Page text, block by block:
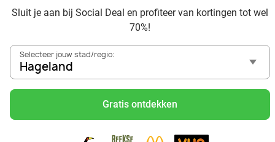
Sluit je aan bij Social Deal en profiteer van kortingen tot wel
70%!
Selecteer jouw stad/regio:
Hageland
Gratis ontdekken
Ontdek de beste restaurants in Hageland via Social Deal
Voordelig sushi scoren? Ontdek de beste sushi restaurants
in Hageland en omgeving
Schoonheidsspecialisten in Hageland: voordelige
beautydeals
Schoonheidssalons in Hageland: voordelige beauty-
Met korting zwemmen bij zwembaden in regio Hageland
Ontdek voordelige escaperooms in Hageland